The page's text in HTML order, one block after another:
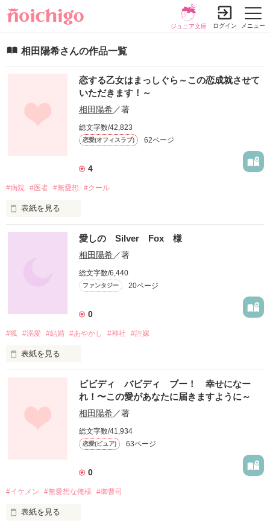
メニュー
ジュニア文庫 ログイン
相田陽希さんの作品一覧
恋する乙女はまっしぐら～この恋成就させて
いただきます！～
相田陽希／著
総文字数/42,823
恋愛(オフィスラブ) 62ページ
4
#病院 #医者 #無愛想 #クール
表紙を見る
「沖田先生、好きです！
私と結婚を前提に付き合って下さい！！お願いします！」
お前ふざけてるのか？なんで俺がお前と結婚するんだよ！それ
以前に付き合うことも当然却下だ！！いいか、俺に近づくな！
本多真琴  29歳
晒名総合病院外科医
病院でも有名な無愛想で能面みたいな男に恋をしている。この
押しに押しまくっていたある日、ひょんなことから偽の恋人
このチャンス逃すわけにはいきません！この恋必ず成就させて
頂きます！！
愛しの Silver Fox 様
相田陽希／著
総文字数/6,440
ファンタジー 20ページ
0
#狐 #溺愛 #結婚 #あやかし #神社 #許嫁
表紙を見る
の足跡のアザがある娘が生まれる。
そのアザは、神社に奉られているお狐様に嫁入りする証。
そんな古くからある言い伝え…。
迷信だと思っていた…。
山の中の小さな古びた祠の前で私は彼に出逢った。
銀狐の〈珀〉。
彼に見いられてアザがつけられた。
ビビディ バビディ ブー！ 幸せになー
れ！〜この愛があなたに届きますように～
相田陽希／著
総文字数/41,934
恋愛(ピュア) 63ページ
0
#イケメン #無愛想な俺様 #御曹司
表紙を見る